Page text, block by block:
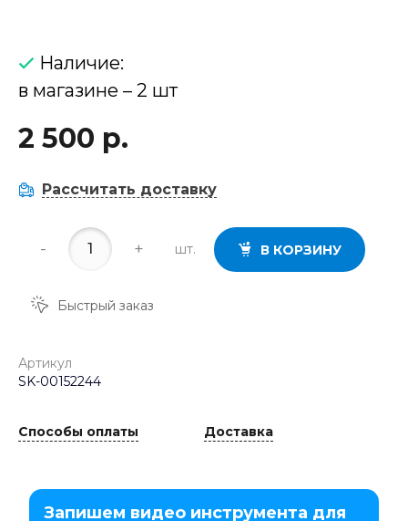
Наличие:
в магазине – 2 шт
2 500 р.
Рассчитать доставку
- + шт. В КОРЗИНУ
Быстрый заказ
Артикул
SK-00152244
Способы оплаты Доставка
Запишем видео инструмента для